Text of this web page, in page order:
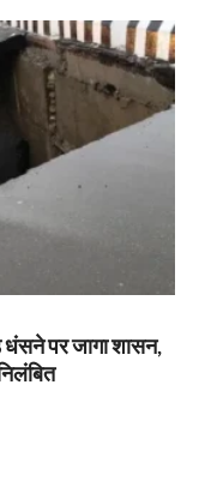
धंसने पर जागा शासन,